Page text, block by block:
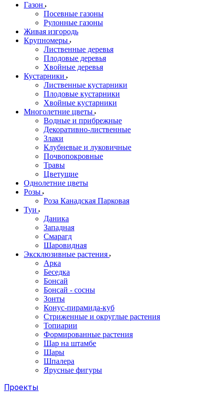
Газон
Посевные газоны
Рулонные газоны
Живая изгородь
Крупномеры
Лиственные деревья
Плодовые деревья
Хвойные деревья
Кустарники
Лиственные кустарники
Плодовые кустарники
Хвойные кустарники
Многолетние цветы
Водные и прибрежные
Декоративно-лиственные
Злаки
Клубневые и луковичные
Почвопокровные
Травы
Цветущие
Однолетние цветы
Розы
Роза Канадская Парковая
Туи
Даника
Западная
Смарагд
Шаровидная
Эксклюзивные растения
Арка
Беседка
Бонсай
Бонсай - сосны
Зонты
Конус-пирамида-куб
Стриженные и округлые растения
Топиарии
Формированные растения
Шар на штамбе
Шары
Шпалера
Ярусные фигуры
Проекты